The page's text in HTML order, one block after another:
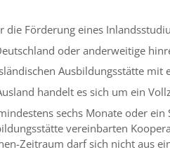
die Förderung eines
oder anderweitige
Ausbildungsstätte mit
handelt es sich um ein
sechs Monate oder ein
vereinbarten
Zeitraum darfsich nicht aus